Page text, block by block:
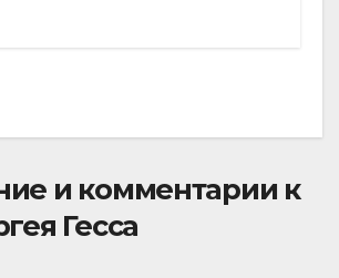
и комментарии к
Гесса